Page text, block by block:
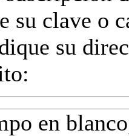
su clave o
su
en